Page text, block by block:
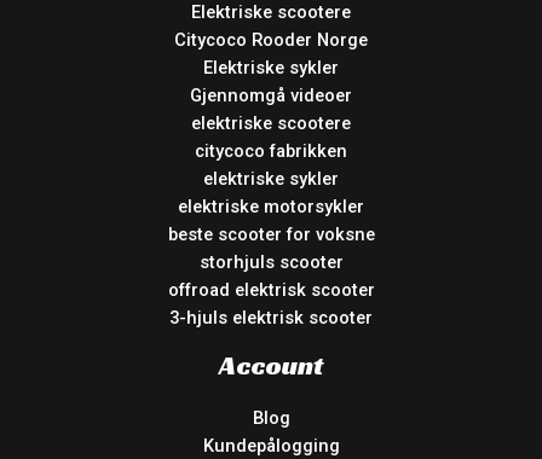
Elektriske scootere
Citycoco Rooder Norge
Elektriske sykler
Gjennomgå videoer
elektriske scootere
citycoco fabrikken
elektriske sykler
elektriske motorsykler
beste scooter for voksne
storhjuls scooter
offroad elektrisk scooter
3-hjuls elektrisk scooter
Account
Blog
Kundepålogging